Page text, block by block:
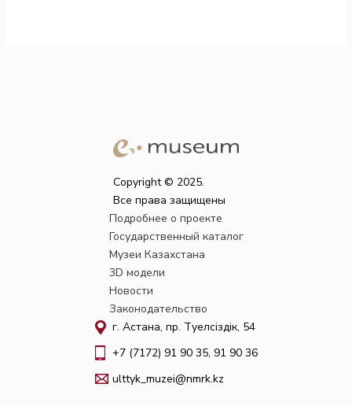
Copyright © 2025.
Все права защищены
Подробнее о проекте
Государственный каталог
Музеи Казахстана
3D модели
Новости
Законодательство
г. Астана, пр. Тәуелсіздік, 54
+7 (7172) 91 90 35, 91 90 36
ulttyk_muzei@nmrk.kz